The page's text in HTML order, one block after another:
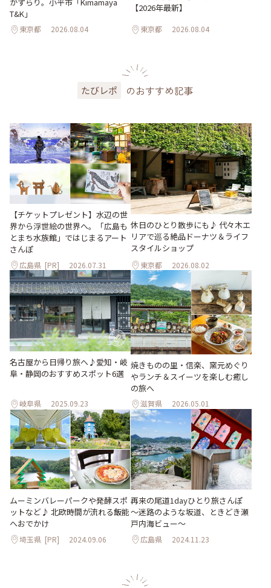
T&K」
東京都 2026.08.04
【2026年最新】
東京都 2026.08.04
たびレポ のおすすめ記事
【チケットプレゼント】水辺の世
界から浮世絵の世界へ。「広島も
とまち水族館」ではじまるアート
さんぽ
広島県 [PR] 2026.07.31
休日のひとり散歩にも♪ 代々木エ
リアで巡る絶品ドーナツ＆ライフ
スタイルショップ
東京都 2026.08.02
名古屋から日帰り旅へ♪愛知・岐
阜・静岡のおすすめスポット6選
岐阜県 2025.09.23
焼きものの里・信楽、窯元めぐり
やランチ＆スイーツを楽しむ癒し
の旅へ
滋賀県 2026.05.01
ムーミンバレーパークや発酵スポ
ットなど♪ 北欧時間が流れる飯能
へおでかけ
埼玉県 [PR] 2024.09.06
再来の尾道1dayひとり旅さんぽ
～迷路のような坂道、ときどき瀬
戸内海ビュー～
広島県 2024.11.23